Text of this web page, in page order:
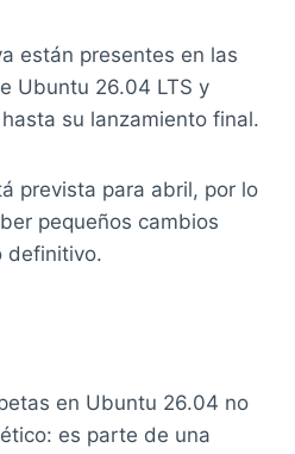
están presentes en las
Ubuntu 26.04 LTS y
su lanzamiento final.
prevista para abril, por lo
pequeños cambios
definitivo.
en Ubuntu 26.04 no
es parte de una